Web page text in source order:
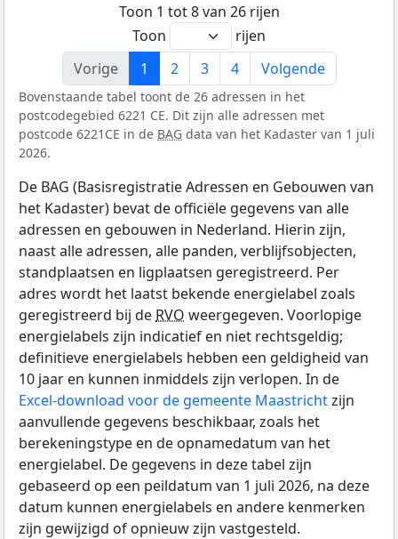
Toon 1 tot 8 van 26 rijen
Toon
rijen
Vorige
1 2 3 4 Volgende
Bovenstaande tabel toont de 26 adressen in het
postcodegebied 6221 CE. Dit zijn alle adressen met
postcode 6221CE in de BAG data van het Kadaster van 1 juli
2026.
De BAG (Basisregistratie Adressen en Gebouwen van
het Kadaster) bevat de officiële gegevens van alle
adressen en gebouwen in Nederland. Hierin zijn,
naast alle adressen, alle panden, verblijfsobjecten,
standplaatsen en ligplaatsen geregistreerd. Per
adres wordt het laatst bekende energielabel zoals
geregistreerd bij de RVO weergegeven. Voorlopige
energielabels zijn indicatief en niet rechtsgeldig;
definitieve energielabels hebben een geldigheid van
10 jaar en kunnen inmiddels zijn verlopen. In de
Excel-download voor de gemeente Maastrichtzijn
aanvullende gegevens beschikbaar, zoals het
berekeningstype en de opnamedatum van het
energielabel. De gegevens in deze tabel zijn
gebaseerd op een peildatum van 1 juli 2026, na deze
datum kunnen energielabels en andere kenmerken
zijn gewijzigd of opnieuw zijn vastgesteld.